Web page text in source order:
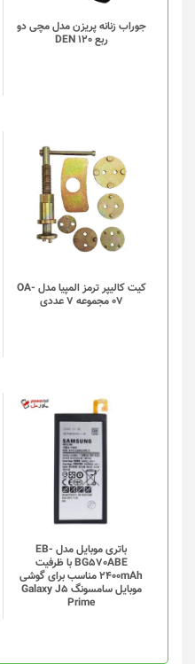
جوراب زنانه پریزن مدل مچی دو
ربع DEN 120
گزینه
ها
انتخاب
شوند
کیت کالیپر ترمز المپیا مدل OA-
07 مجموعه 7 عددی
باتری موبایل مدل EB-
BG570ABE با ظرفیت
2400mAh مناسب برای گوشی
موبایل سامسونگ Galaxy J5
Prime